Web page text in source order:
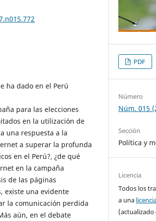
ha dado en el Perú
para las elecciones
en la utilización de
una respuesta a la
a superar la profunda
en el Perú?, ¿de qué
en la campaña
de las páginas
existe una evidente
la comunicación perdida
aún, en el debate
PDF
Número
Núm. 015
Sección
Política y
Licencia
Todos los
a una
(actualizado